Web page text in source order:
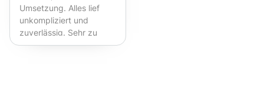
Umsetzung. Alles lief
unkompliziert und
zuverlässig. Sehr zu
empfehlen!